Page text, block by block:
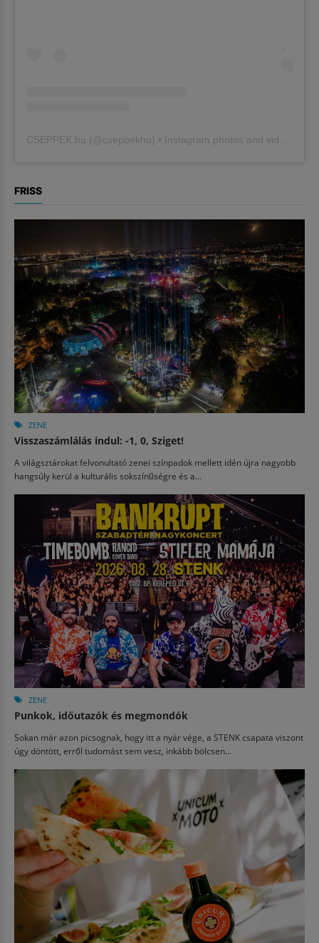
CSEPPEK.hu (@cseppekhu ) • Instagram photos and videos
FRISS
ZENE
Visszaszámlálás indul: -1, 0, Sziget!
A világsztárokat felvonultató zenei színpadok mellett idén újra nagyobb
hangsúly kerül a kulturális sokszínűségre és a...
ZENE
Punkok, időutazók és megmondók
Sokan már azon picsognak, hogy itt a nyár vége, a STENK csapata viszont
úgy döntött, erről tudomást sem vesz, inkább bölcsen...